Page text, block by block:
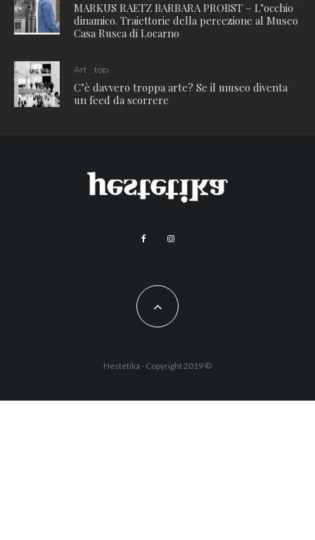
MARKUS RAETZ BARBARA PROBST – L’occhio
dinamico. Traiettorie della percezione al Museo
Casa Rusca di Locarno
Art top
C’è davvero troppa arte? Se il museo diventa
un feed da scorrere
Hestetika - Copyright 2019 ©